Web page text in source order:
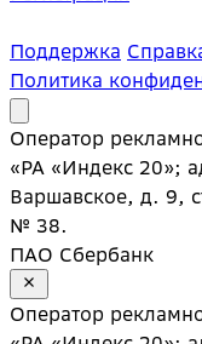
Поддержка
Политика
Оператор
«РА «Индекс 20»;
Варшавское, д. 9,
№ 38.
ПАО Сбербанк
Оператор